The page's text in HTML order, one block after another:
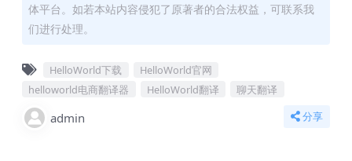
体平台。如若本站内容侵犯了原著者的合法权益，可联系我
们进行处理。
HelloWorld下载
HelloWorld官网
helloworld电商翻译器​
HelloWorld翻译 聊天翻译
admin 分享